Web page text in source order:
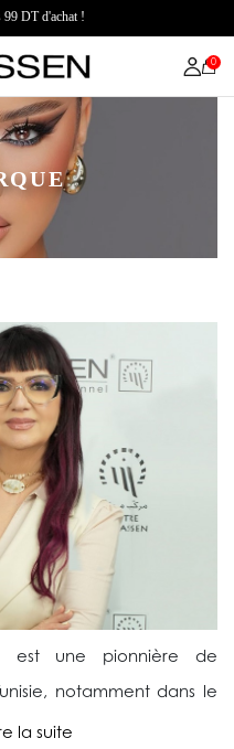
99 DT d'achat !
0
est une pionnière de
notamment dans le
la suite